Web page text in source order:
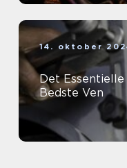
14. oktober
Det
Bedste Ven